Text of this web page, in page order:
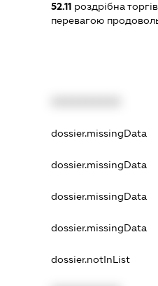
52.11роздрібна
перевагою
dossier.missingData
dossier.missingData
dossier.missingData
dossier.missingData
dossier.notInList